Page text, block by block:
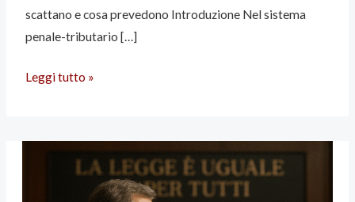
scattano e cosa prevedono Introduzione Nel sistema
penale-tributario […]
Leggi tutto »